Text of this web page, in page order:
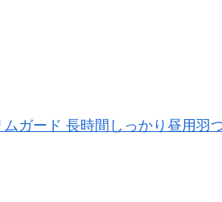
ムガード 長時間しっかり昼用羽